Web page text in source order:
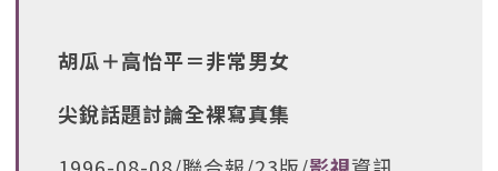
胡瓜＋高怡平＝非常男女
尖銳話題討論全裸寫真集